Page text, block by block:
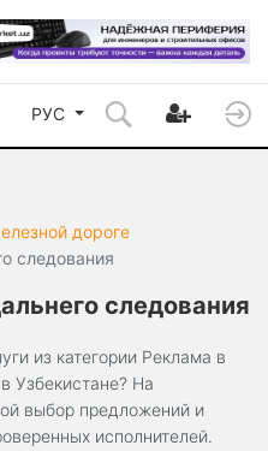
РУС
дороге
следования
следования
из категории Реклама в
Узбекистане? На
выбор предложений и
исполнителей.